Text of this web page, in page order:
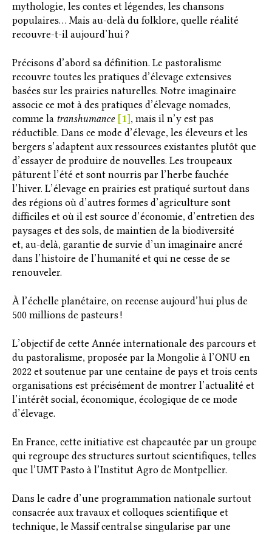
mythologie, les contes et légendes, les chansons
populaires… Mais au-delà du folklore, quelle réalité
recouvre-t-il aujourd’hui ?
Précisons d’abord sa définition. Le pastoralisme
recouvre toutes les pratiques d’élevage extensives
basées sur les prairies naturelles. Notre imaginaire
associe ce mot à des pratiques d’élevage nomades,
comme la transhumance [1] , mais il n’y est pas
réductible. Dans ce mode d’élevage, les éleveurs et les
bergers s’adaptent aux ressources existantes plutôt que
d’essayer de produire de nouvelles. Les troupeaux
pâturent l’été et sont nourris par l’herbe fauchée
l’hiver. L’élevage en prairies est pratiqué surtout dans
des régions où d’autres formes d’agriculture sont
difficiles et où il est source d’économie, d’entretien des
paysages et des sols, de maintien de la biodiversité
et, au-delà, garantie de survie d’un imaginaire ancré
dans l’histoire de l’humanité et qui ne cesse de se
renouveler.
À l’échelle planétaire, on recense aujourd’hui plus de
500 millions de pasteurs !
L’objectif de cette Année internationale des parcours et
du pastoralisme, proposée par la Mongolie à l’ONU en
2022 et soutenue par une centaine de pays et trois cents
organisations est précisément de montrer l’actualité et
l’intérêt social, économique, écologique de ce mode
d’élevage.
En France, cette initiative est chapeautée par un groupe
qui regroupe des structures surtout scientifiques, telles
que l’UMT Pasto à l’Institut Agro de Montpellier.
Dans le cadre d’une programmation nationale surtout
consacrée aux travaux et colloques scientifique et
technique, le Massif central se singularise par une